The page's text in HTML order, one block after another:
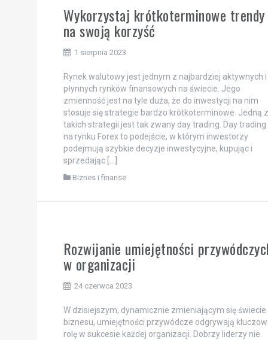
Wykorzystaj krótkoterminowe trendy
na swoją korzyść
1 sierpnia 2023
Rynek walutowy jest jednym z najbardziej aktywnych i
płynnych rynków finansowych na świecie. Jego
zmienność jest na tyle duża, że do inwestycji na nim
stosuje się strategie bardzo krótkoterminowe. Jedną z
takich strategii jest tak zwany day trading. Day trading
na rynku Forex to podejście, w którym inwestorzy
podejmują szybkie decyzje inwestycyjne, kupując i
sprzedając […]
Biznes i finanse
Rozwijanie umiejętności
w organizacji
24 czerwca 2023
W dzisiejszym, dynamicznie zmieniającym się świecie
biznesu, umiejętności przywódcze odgrywają
rolę w sukcesie każdej organizacji. Dobrzy liderzy nie